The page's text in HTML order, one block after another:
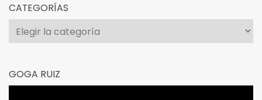
CATEGORÍAS
Categorías
GOGA RUIZ